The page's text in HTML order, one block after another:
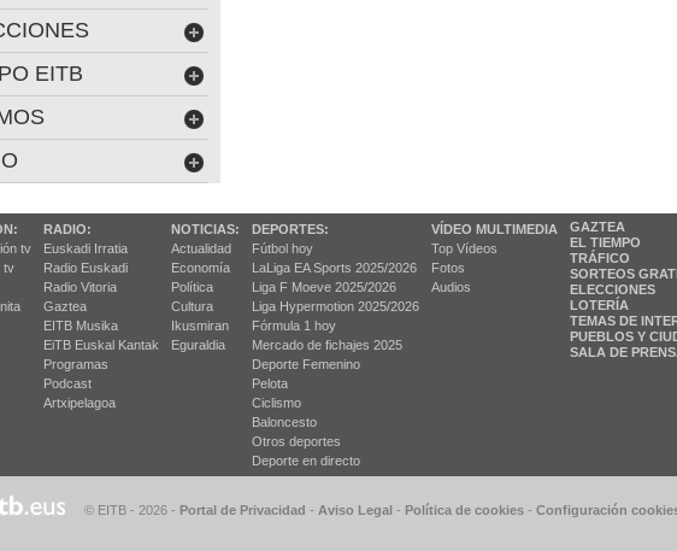
EITB
tv
tv
RADIO:
Euskadi Irratia
Radio Euskadi
Radio Vitoria
Gaztea
EITB Musika
EiTB Euskal Kantak
Programas
Podcast
Artxipelagoa
NOTICIAS:
Actualidad
Economía
Política
Cultura
Ikusmiran
Eguraldia
DEPORTES:
Fútbol hoy
LaLiga EA Sports 2025/2026
Liga F Moeve 2025/2026
Liga Hypermotion 2025/2026
Fórmula 1 hoy
Mercado de fichajes 2025
Deporte Femenino
Pelota
Ciclismo
Baloncesto
Otros deportes
Deporte en directo
VÍDEO MULTIMEDIA
Top Vídeos
Fotos
Audios
GAZTEA
EL TIEMPO
TRÁFICO
SORTEOS
ELECCIONES
LOTERÍA
TEMAS DE
PUEBLOS Y
SALA DE
© EITB - 2026 - Portal de Privacidad - Aviso Legal - Política de cookies - Configuración